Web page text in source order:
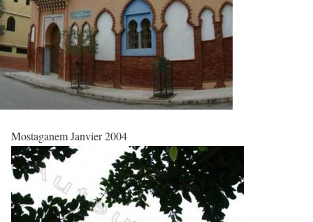
Mostaganem Janvier 2004